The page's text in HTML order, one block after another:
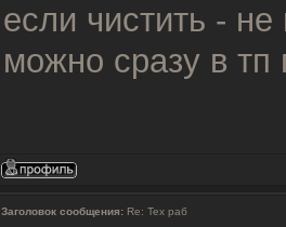
если чистить -
можно сразу в тп
Заголовок сообщения: Re: Тех раб